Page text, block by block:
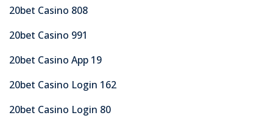
20bet Casino 808
20bet Casino 991
20bet Casino App 19
20bet Casino Login 162
20bet Casino Login 80